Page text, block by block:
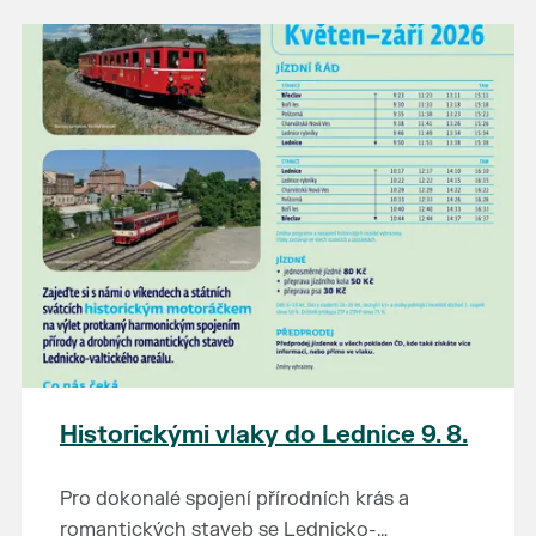
Prodejce prosíme tradičně o příchod 30
minut před začátkem, aby si vše na
prodejních místech stihli přichystat. Pokud
plánujete přijít a chcete rezervovat prodejní
místo, potvrďte prosím účast přes email
petr.vlasak@breclav.eu nebo zde v události,
ať víme, s kolika lidmi máme počítat. Počet
prodejních míst je omezen.
Těšíme se jako vždy!
Historickými vlaky do Lednice 9. 8.
Pro dokonalé spojení přírodních krás a
romantických staveb se Lednicko-